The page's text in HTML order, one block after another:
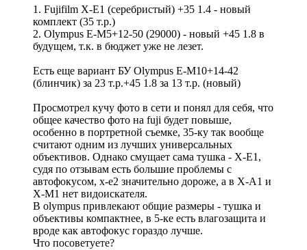
1. Fujifilm X-E1 (серебристый) +35 1.4 - новый
комплект (35 т.р.)
2. Olympus E-M5+12-50 (29000) - новый +45 1.8 в
будущем, т.к. в бюджет уже не лезет.
Есть еще вариант БУ Olympus E-M10+14-42
(блинчик) за 23 т.р.+45 1.8 за 13 т.р. (новый)
Просмотрел кучу фото в сети и понял для себя, что
общее качество фото на fuji будет повыше,
особенно в портретной съемке, 35-ку так вообще
считают одним из лучших универсальных
объективов. Однако смущает сама тушка - X-E1,
судя по отзывам есть большие проблемы с
автофокусом, x-e2 значительно дороже, а в X-A1 и
X-M1 нет видоискателя.
В olympus привлекают общие размеры - тушка и
объективы компактнее, в 5-ке есть влагозащита и
вроде как автофокус гораздо лучше.
Что посоветуете?